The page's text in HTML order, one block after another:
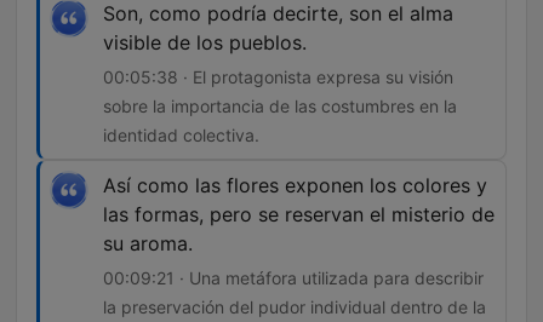
Son, como podría decirte, son el alma
visible de los pueblos.
00:05:38 · El protagonista expresa su visión
sobre la importancia de las costumbres en la
identidad colectiva.
Así como las flores exponen los colores y
las formas, pero se reservan el misterio de
su aroma.
00:09:21 · Una metáfora utilizada para describir
la preservación del pudor individual dentro de la